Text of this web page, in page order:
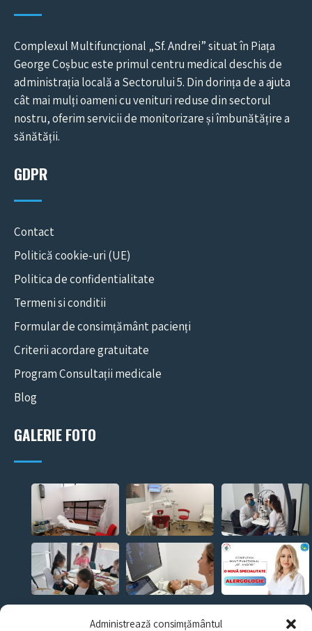
Administrează consimțământul
Complexul Multifuncțional „Sf. Andrei” situat în Piața
George Coșbuc este primul centru medical deschis de
administrația locală a Sectorului 5. Din dorința de a ajuta
cât mai mulți oameni cu venituri reduse din sectorul
nostru, oferim servicii de monitorizare și îmbunătățire a
sănătății.
GDPR
Contact
Politică cookie-uri (UE)
Politica de confidentialitate
Termeni si conditii
Formular de consimțământ pacienți
Criterii acordare gratuitate
Program Consultații medicale
Blog
GALERIE FOTO
CERE O PROGRAMARE!